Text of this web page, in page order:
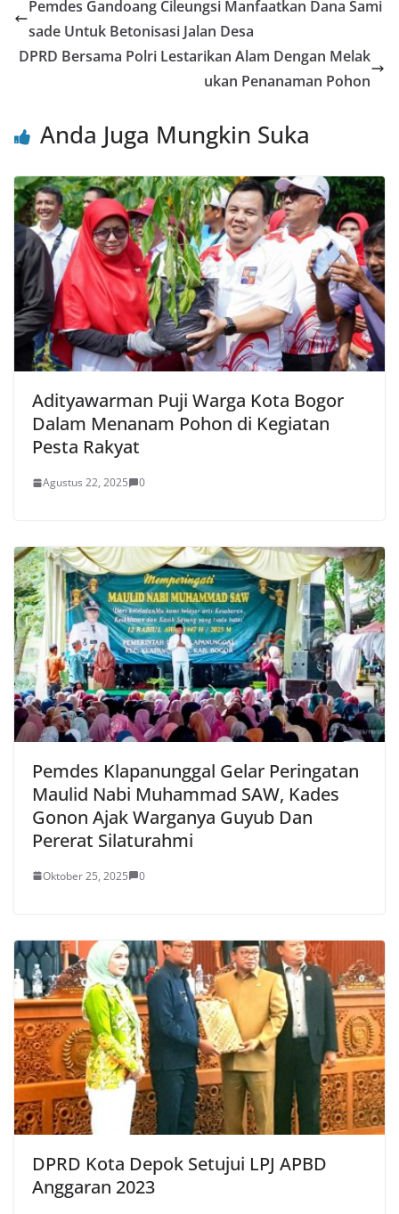
b
o
A
p
st
Pemdes Gandoang Cileungsi Manfaatkan Dana Sami
sade Untuk Betonisasi Jalan Desa
DPRD Bersama Polri Lestarikan Alam Dengan Melak
ukan Penanaman Pohon
Anda Juga Mungkin Suka
Adityawarman Puji Warga Kota Bogor
Dalam Menanam Pohon di Kegiatan
Pesta Rakyat
Agustus 22, 2025 0
Pemdes Klapanunggal Gelar Peringatan
Maulid Nabi Muhammad SAW, Kades
Gonon Ajak Warganya Guyub Dan
Pererat Silaturahmi
Oktober 25, 2025 0
DPRD Kota Depok Setujui LPJ APBD
Anggaran 2023